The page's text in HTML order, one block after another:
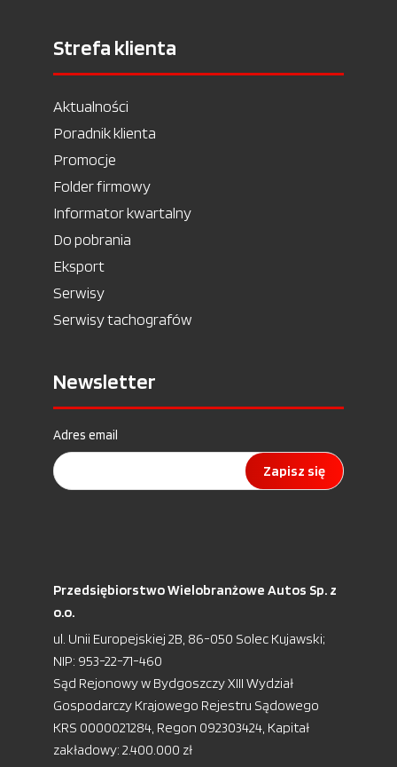
Strefa klienta
Aktualności
Poradnik klienta
Promocje
Folder firmowy
Informator kwartalny
Do pobrania
Eksport
Serwisy
Serwisy tachografów
Newsletter
Adres email
Zapisz się
Przedsiębiorstwo Wielobranżowe Autos Sp. z
o.o.
ul. Unii Europejskiej 2B, 86-050 Solec Kujawski;
NIP: 953-22-71-460
Sąd Rejonowy w Bydgoszczy XIII Wydział
Gospodarczy Krajowego Rejestru Sądowego
KRS 0000021284, Regon 092303424, Kapitał
zakładowy: 2.400.000 zł